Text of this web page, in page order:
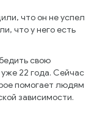
что он не успел
что у него есть
свою
22 года. Сейчас
помогает людям
зависимости.